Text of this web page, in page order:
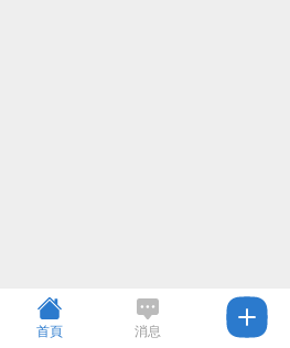
首頁 消息